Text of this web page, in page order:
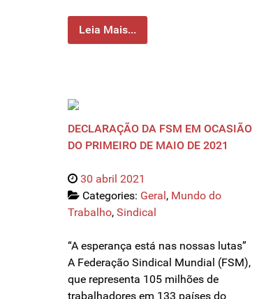
Leia Mais...
DECLARAÇÃO DA FSM EM OCASIÃO
DO PRIMEIRO DE MAIO DE 2021
30 abril 2021
Categories: Geral , Mundo do
Trabalho, Sindical
“A esperança está nas nossas lutas”
A Federação Sindical Mundial (FSM),
que representa 105 milhões de
trabalhadores em 133 países do